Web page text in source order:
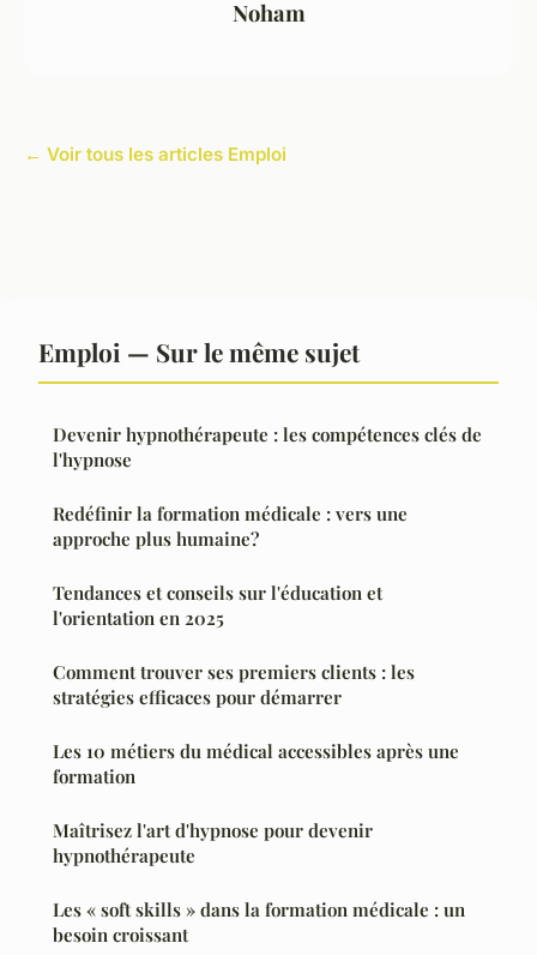
Noham
← Voir tous les articles Emploi
Emploi — Sur le même sujet
Devenir hypnothérapeute : les compétences clés de
l'hypnose
Redéfinir la formation médicale : vers une
approche plus humaine?
Tendances et conseils sur l'éducation et
l'orientation en 2025
Comment trouver ses premiers clients : les
stratégies efficaces pour démarrer
Les 10 métiers du médical accessibles après une
formation
Maîtrisez l'art d'hypnose pour devenir
hypnothérapeute
Les « soft skills » dans la formation médicale : un
besoin croissant